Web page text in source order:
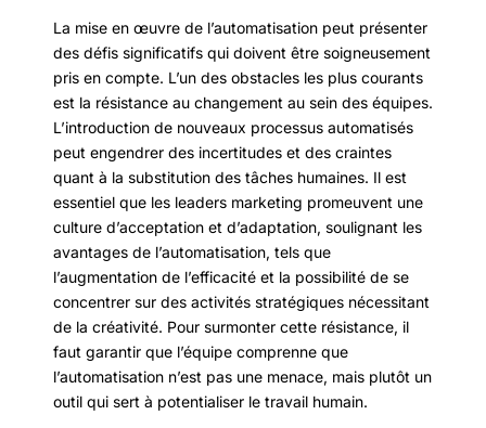
La mise en œuvre de l’automatisation peut présenter
des défis significatifs qui doivent être soigneusement
pris en compte. L’un des obstacles les plus courants
est la résistance au changement au sein des équipes.
L’introduction de nouveaux processus automatisés
peut engendrer des incertitudes et des craintes
quant à la substitution des tâches humaines. Il est
essentiel que les leaders marketing promeuvent une
culture d’acceptation et d’adaptation, soulignant les
avantages de l’automatisation, tels que
l’augmentation de l’efficacité et la possibilité de se
concentrer sur des activités stratégiques nécessitant
de la créativité. Pour surmonter cette résistance, il
faut garantir que l’équipe comprenne que
l’automatisation n’est pas une menace, mais plutôt un
outil qui sert à potentialiser le travail humain.